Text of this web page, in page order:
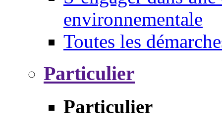
environnementale
Toutes les
Particulier
Particulier